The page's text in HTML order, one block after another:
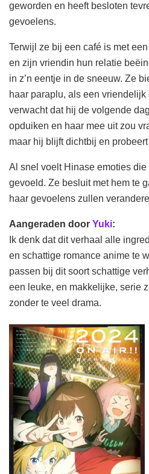
geworden en heeft besloten
gevoelens.
Terwijl ze bij een café is met
en zijn vriendin hun relatie
in z’n eentje in de sneeuw. Ze
haar paraplu, als een
verwacht dat hij de volgende
opduiken en haar mee uit zou
maar hij blijft dichtbij en
Al snel voelt Hinase emoties
gevoeld. Ze besluit met hem te
haar gevoelens zullen
Aangeraden door Yuki:
Ik denk dat dit verhaal alle
en schattige romance anime te
passen bij dit soort schattige
een leuke, en makkelijke, serie
zonder te veel drama.